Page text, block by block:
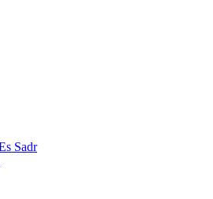
Sadr